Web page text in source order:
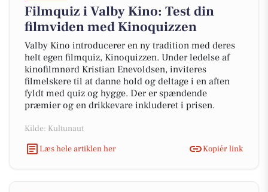
Filmquiz i Valby Kino: Test din
filmviden med Kinoquizzen
Valby Kino introducerer en ny tradition med deres
helt egen filmquiz, Kinoquizzen. Under ledelse af
kinofilmnørd Kristian Enevoldsen, inviteres
filmelskere til at danne hold og deltage i en aften
fyldt med quiz og hygge. Der er spændende
præmier og en drikkevare inkluderet i prisen.
Kilde: Kultunaut
Læs hele artiklen her
Kopiér link